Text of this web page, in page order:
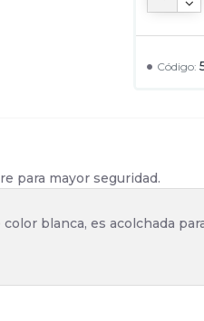
Código:
para mayor seguridad.
blanca, es acolchada